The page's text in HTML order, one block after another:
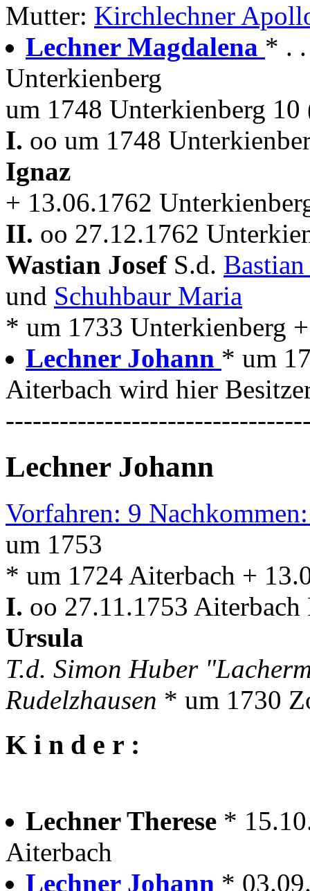
Mutter: Kirchlechner
Lechner Magdalena * .
Unterkienberg
um 1748 Unterkienberg 10
I. oo um 1748
Ignaz
+ 13.06.1762
II. oo 27.12.1762
Wastian Josef S.d.
und Schuhbaur Maria
* um 1733 Unterkienberg
Lechner Johann * um
Aiterbach wird hier
Lechner Johann
Vorfahren: 9
um 1753
* um 1724 Aiterbach +
I. oo 27.11.1753 Aiterbach
Ursula
T.d. Simon Huber
Rudelzhausen * um 1730
K i n d e r :
Lechner Therese *
Aiterbach
Lechner Johann *